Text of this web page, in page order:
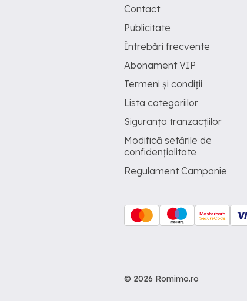
Contact
Publicitate
Întrebări frecvente
Abonament VIP
Termeni și condiții
Lista categoriilor
Siguranța tranzacțiilor
Modifică setările de
confidențialitate
Regulament Campanie
© 2026 Romimo.ro